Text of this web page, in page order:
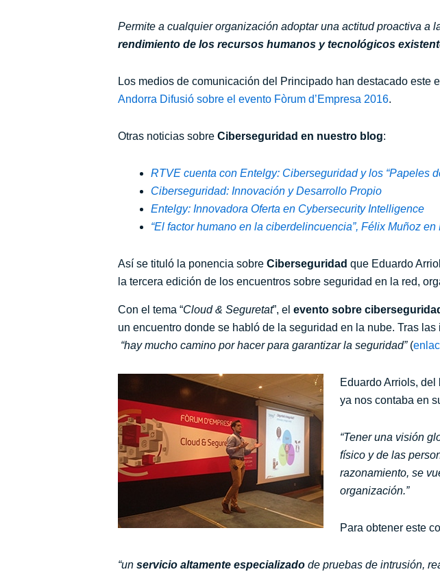
Permite a cualquier organización adoptar una actitud proactiva a
rendimiento de los recursos humanos y tecnológicos
Los medios de comunicación del Principado han destacado este
Andorra Difusió sobre el evento Fòrum d’Empresa 2016.
Otras noticias sobre Ciberseguridad en nuestro blog:
RTVE cuenta con Entelgy: Ciberseguridad y los “Papeles
Ciberseguridad: Innovación y Desarrollo Propio
Entelgy: Innovadora Oferta en Cybersecurity Intelligence
“El factor humano en la ciberdelincuencia”, Félix Muñoz
Así se tituló la ponencia sobre Ciberseguridad que Eduardo
la tercera edición de los encuentros sobre seguridad en la red,
Con el tema “Cloud & Seguretat”, el evento sobre
un encuentro donde se habló de la seguridad en la nube. Tras
“hay mucho camino por hacer para garantizar la seguridad” (
Eduardo Arriols, del
ya nos contaba en
“Tener una visión
físico y de las
razonamiento, se
organización.”
Para obtener este
“un servicio altamente especializado de pruebas de intrusión,